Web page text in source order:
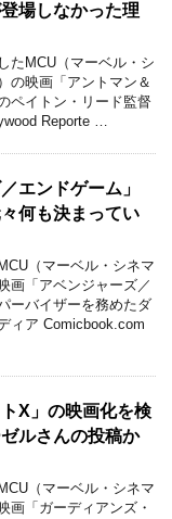
場しなかった理
たMCU（マーベル・シ
の映画「アントマン＆
ペイトン・リード監督
Reporte …
エンドゲーム」
何も決まってい
（マーベル・シネマ
画「アベンジャーズ／
ーバイザーを務めたダ
ィア Comicbook.com
X」の映画化を検
ルさんの投稿か
（マーベル・シネマ
画「ガーディアンズ・